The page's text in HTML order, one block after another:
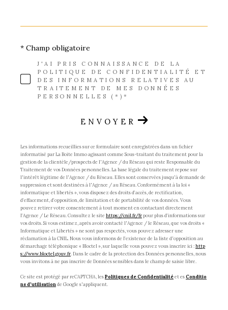
J'AI PRIS CONNAISSANCE DE LA
POLITIQUE DE CONFIDENTIALITÉ ET
DES INFORMATIONS RELATIVES AU
TRAITEMENT DE MES DONNÉES
PERSONNELLES (*)*
* Champ obligatoire
ENVOYER
Les informations recueillies sur ce formulaire sont enregistrées dans un fichier
informatisé par La Boite Immo agissant comme Sous-traitant du traitement pour la
gestion de la clientèle/prospects de l'Agence / du Réseau qui reste Responsable du
Traitement de vos Données personnelles. La base légale du traitement repose sur
l'intérêt légitime de l'Agence / du Réseau. Elles sont conservées jusqu'à demande de
suppression et sont destinées à l'Agence / au Réseau. Conformément à la loi «
informatique et libertés », vous disposez des droits d’accès, de rectification,
d’effacement, d’opposition, de limitation et de portabilité de vos données. Vous
pouvez retirer votre consentement à tout moment en contactant directement
l’Agence / Le Réseau. Consultez le site https://cnil.fr/frpour plus d’informations sur
vos droits. Si vous estimez, après avoir contacté l'Agence / le Réseau, que vos droits «
Informatique et Libertés » ne sont pas respectés, vous pouvez adresser une
réclamation à la CNIL. Nous vous informons de l’existence de la liste d'opposition au
démarchage téléphonique « Bloctel », sur laquelle vous pouvez vous inscrire ici :http
s://www.bloctel.gouv.fr . Dans le cadre de la protection des Données personnelles, nous
vous invitons à ne pas inscrire de Données sensibles dans le champ de saisie libre.
Ce site est protégé par reCAPTCHA, lesPolitiques de Confidentialitéet esConditio
ns d'utilisation de Google s'appliquent.